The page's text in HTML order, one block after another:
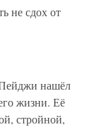
не сдох от
нашёл
жизни. Её
стройной,